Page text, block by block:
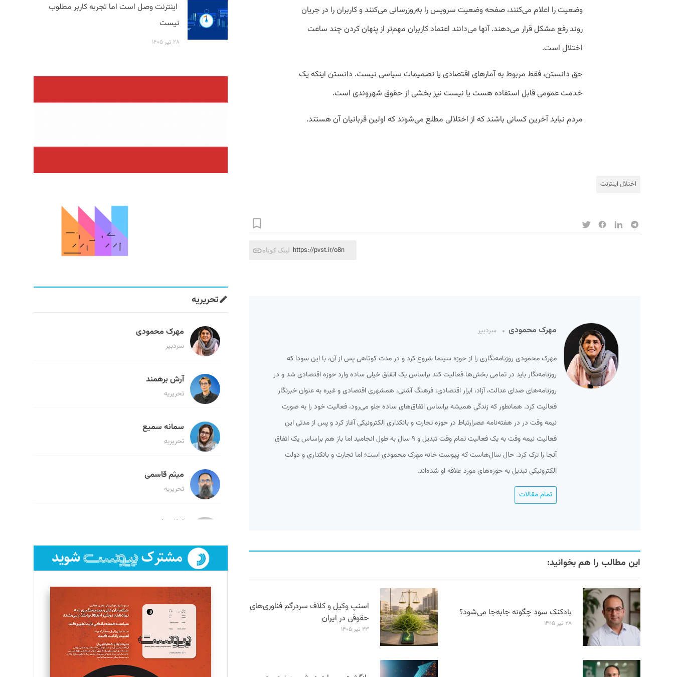
وضعیت را اعلام می‌کنند، صفحه وضعیت سرویس را به‌روزرسانی می‌کنند و کاربران را در جریان
روند رفع مشکل قرار می‌دهند. آنها می‌دانند اعتماد کاربران مهم‌تر از پنهان کردن چند ساعت
اختلال است.
حق دانستن، فقط مربوط به آمارهای اقتصادی یا تصمیمات سیاسی نیست. دانستن اینکه یک
خدمت عمومی قابل استفاده هست یا نیست نیز بخشی از حقوق شهروندی است.
مردم نباید آخرین کسانی باشند که از اختلالی مطلع می‌شوند که اولین قربانیان آن هستند.
اختلال اینترنت
لینک کوتاه https://pvst.ir/o8n
مهرک محمودی سردبیر
مهرک محمودی روزنامه‌نگاری را از حوزه سینما شروع کرد و در مدت کوتاهی پس از آن، با این سودا که
روزنامه‌نگار باید در تمامی بخش‌ها فعالیت کند براساس یک اتفاق خیلی ساده وارد حوزه اقتصادی شد و در
روزنامه‌های صدای عدالت، آزاد، ابرار اقتصادی، فرهنگ آشتی، همشهری اقتصادی و غیره به عنوان خبرنگار
فعالیت کرد. همانطور که زندگی همیشه براساس اتفاق‌های ساده جلو می‌رود، فعالیت خود را به صورت
نیمه وقت در در هفته‌نامه عصرارتباط در حوزه تجارت و بانکداری الکترونیکی آغاز کرد و پس از مدتی این
فعالیت نیمه وقت به یک فعالیت تمام وقت تبدیل و ۹ سال به طول انجامید اما باز هم براساس یک اتفاق
آنجا را ترک کرد. حال سال‌هاست که پیوست خانه مهرک محمودی است؛ اما تجارت و بانکداری و دولت
الکترونیکی تبدیل به حوزه‌های مورد علاقه او شده‌اند.
تمام مقالات
این مطالب را هم بخوانید:
بادکنک سود چگونه جابه‌جا می‌شود؟
۲۸ تیر ۱۴۰۵
اسنپ وکیل و کلاف سردرگم فناوری‌های
حقوقی در ایران
۲۳ تیر ۱۴۰۵
اینترنت وصل است اما تجربه کاربر مطلوب
نیست
۲۸ تیر ۱۴۰۵
تحریریه
مهرک محمودی
سردبیر
آرش برهمند
تحریریه
سمانه سمیع
تحریریه
میثم قاسمی
تحریریه
لیلا حنارود
فائزه فتحی رستمی
تحریریه
سروش کرمیان
تحریریه
مینا پاکدل